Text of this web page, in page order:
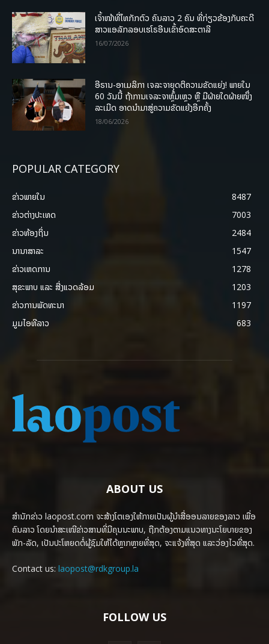
ເຈົ້າໜ້າທີ່ໄທກັກຕົວ ຄົນລາວ 2 ຄົນ ທີ່ກ່ຽວຂ້ອງກັບຄະດີ
ສາວແອລັກລອບເຮໂຣອີນເຂົ້າອົດສະຕາລີ
16/07/2026
ອີຣານ-ອາເມລິກາ ເຈລະຈາຍຸດຕິຄວາມຂັດແຍ່ງ! ພາຍໃນ
60 ວັນນີ້ ຖ້າການເຈລະຈາຫຼົ້ມເຫຼວ ຫຼື ມີຝ່າຍໃດຝ່າຍໜຶ່ງ
ລະເມີດ ອາດນໍາມາສູ່ຄວາມຂັດແຍ້ງອີກຄັ້ງ
18/06/2026
POPULAR CATEGORY
ຂ່າວພາຍ​ໃນ
8487
ຂ່າວຕ່າງປະເທດ
7003
ຂ່າວທ້ອງຖິ່ນ
2484
ນານາສາລະ
1547
ຂ່າວເຫດການ
1278
ສຸຂະພາບ ແລະ ສີ່ງແວດລ້ອມ
1203
ຂ່າວການພັດທະນາ
1197
ມູມໄອທີລາວ
683
ABOUT US
ສຳນັກຂ່າວ laopost.com ຈະສ້າງໂຕເອງໃຫ້ກາຍເປັນຜູ້ນຳສື່ອອນລາຍຂອງລາວ ເພື່ອ
ຄົນລາວ ໂດຍນຳສະເໜີຂ່າວສານທີ່ມີຄຸນນະພາບ, ຖືກຕ້ອງຕາມແນວທາງນະໂຍບາຍຂອງ
ພັກ-ລັດ, ເປັນປະໂຫຍດຕໍ່ຜູ້ຊົມໃຫ້ໄດ້ຫຼາກຫຼາຍທີ່ສຸດ, ຈະແຈ້ງທີ່ສຸດ ແລະວ່ອງໄວທີ່ສຸດ.
Contact us: laopost@rdkgroup.la
FOLLOW US